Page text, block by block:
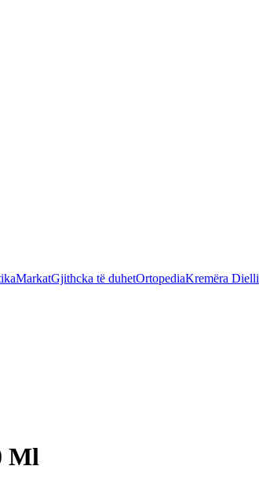
MarkatGjithcka të duhetOrtopediaKremëra Dielli
Ml